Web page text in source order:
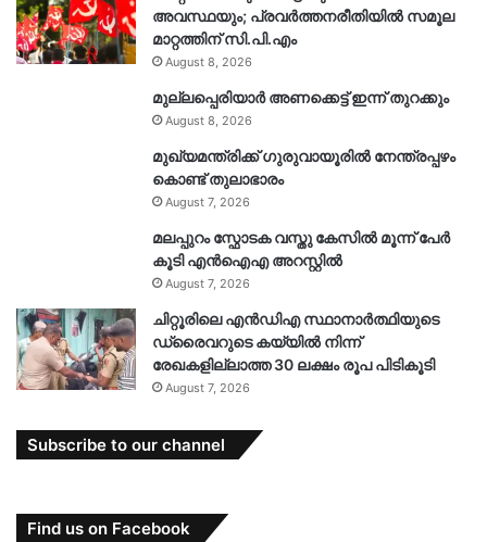
അവസ്ഥയും; പ്രവർത്തനരീതിയിൽ സമൂല
മാറ്റത്തിന് സി.പി.എം
August 8, 2026
മുല്ലപ്പെരിയാർ അണക്കെട്ട് ഇന്ന് തുറക്കും
August 8, 2026
മുഖ്യമന്ത്രിക്ക് ഗുരുവായൂരിൽ നേന്ത്രപ്പഴം
കൊണ്ട് തുലാഭാരം
August 7, 2026
മലപ്പുറം സ്ഫോടക വസ്തു കേസിൽ മൂന്ന് പേർ
കൂടി എൻഐഎ അറസ്റ്റിൽ
August 7, 2026
ചിറ്റൂരിലെ എൻഡിഎ സ്ഥാനാർത്ഥിയുടെ
ഡ്രൈവറുടെ കയ്യിൽ നിന്ന്
രേഖകളില്ലാത്ത 30 ലക്ഷം രൂപ പിടികൂടി
August 7, 2026
Subscribe to our channel
Find us on Facebook